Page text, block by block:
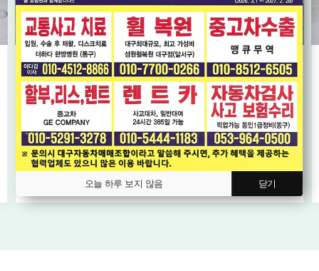
오늘 하루 보지 않음 닫기
[폭스바겐] 아테온 2.0 TDI 엘레강스 프레스티지
* 완전 무사고(보험0원) * 내비 * HUD * 스마트키2EA *
2019년12월
9.1만km
오토
2,169